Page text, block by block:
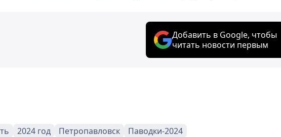
Добавить в Google, чтобы
читать новости первым
2024 год Петропавловск Паводки-2024